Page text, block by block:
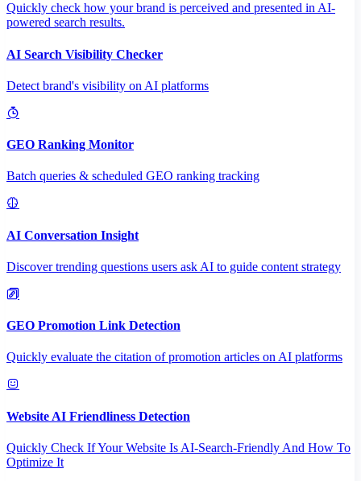
Quickly check how your brand is perceived and presented in AI-
powered search results.
AI Search Visibility Checker
Detect brand's visibility on AI platforms
GEO Ranking Monitor
Batch queries & scheduled GEO ranking tracking
AI Conversation Insight
Discover trending questions users ask AI to guide content strategy
GEO Promotion Link Detection
Quickly evaluate the citation of promotion articles on AI platforms
Website AI Friendliness Detection
Quickly Check If Your Website Is AI-Search-Friendly And How To
Optimize It